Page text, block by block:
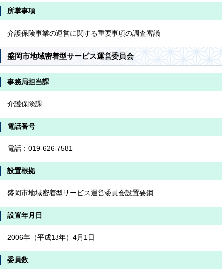
所掌事項
介護保険事業の運営に関する重要事項の調査審議
盛岡市地域密着型サービス運営委員会
事務局担当課
介護保険課
電話番号
電話：019-626-7581
設置根拠
盛岡市地域密着型サービス運営委員会設置要鋼
設置年月日
2006年（平成18年）4月1日
委員数